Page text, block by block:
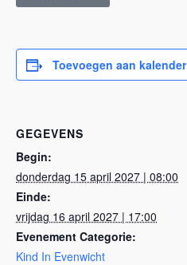
Toevoegen aan kalender
GEGEVENS
Begin:
donderdag 15 april 2027 | 08:00
Einde:
vrijdag 16 april 2027 | 17:00
Evenement Categorie:
Kind In Evenwicht